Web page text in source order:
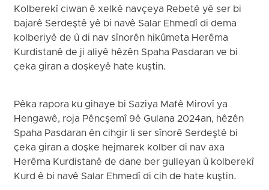
Kolberekî ciwan ê xelkê navçeya Rebetê yê ser bi
bajarê Serdeştê yê bi navê Salar Ehmedî di dema
kolberiyê de û di nav sînorên hikûmeta Herêma
Kurdistanê de ji aliyê hêzên Spaha Pasdaran ve bi
çeka giran a doşkeyê hate kuştin.
Pêka rapora ku gihaye bi Saziya Mafê Mirovî ya
Hengawê, roja Pêncşemî 9ê Gulana 2024an, hêzên
Spaha Pasdaran ên cihgir li ser sînorê Serdeştê bi
çeka giran a doşke hejmarek kolber di nav axa
Herêma Kurdistanê de dane ber gulleyan û kolberekî
Kurd ê bi navê Salar Ehmedî di cih de hate kuştin.